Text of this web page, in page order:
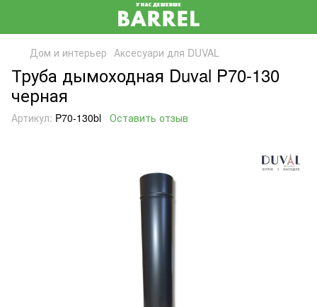
Дом и интерьер Аксесуари для DUVAL
Труба дымоходная Duval P70-130
черная
Артикул: P70-130bl Оставить отзыв